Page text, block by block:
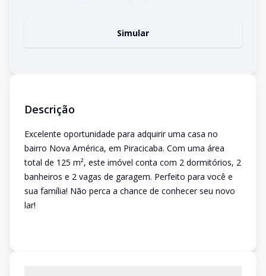
Simular
Descrição
Excelente oportunidade para adquirir uma casa no
bairro Nova América, em Piracicaba. Com uma área
total de 125 m², este imóvel conta com 2 dormitórios, 2
banheiros e 2 vagas de garagem. Perfeito para você e
sua família! Não perca a chance de conhecer seu novo
lar!